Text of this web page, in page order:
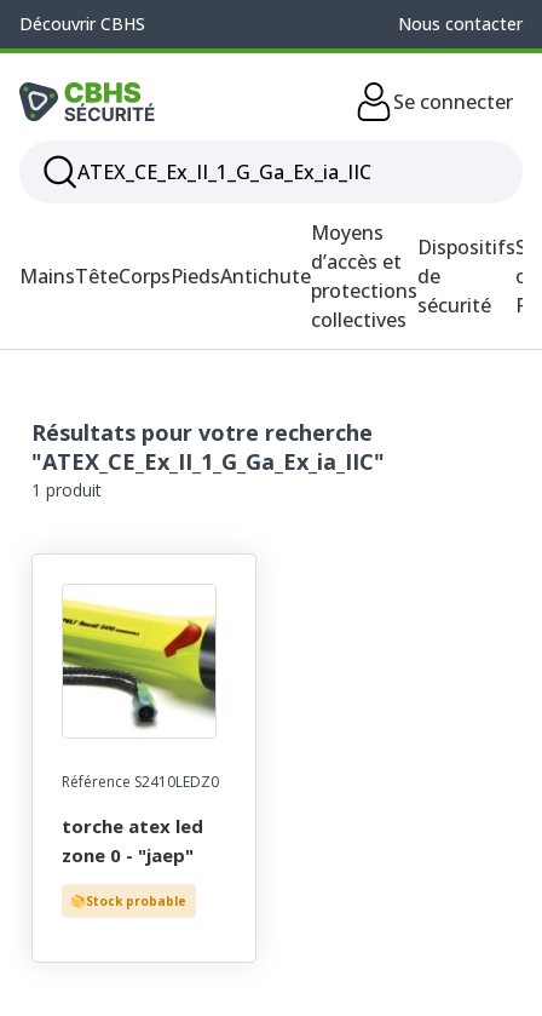
Découvrir CBHS Nous contacter
Se connecter
MainsTêteCorpsPiedsAntichute
Moyens
d’accès et
protections
collectives
Dispositifs
de
sécurité
Résultats pour votre recherche
"ATEX_CE_Ex_II_1_G_Ga_Ex_ia_IIC"
1 produit
Référence S2410LEDZ0
torche atex led
zone 0 - "jaep"
Stock probable